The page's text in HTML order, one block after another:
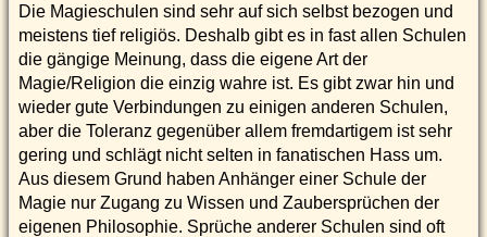
Die Magieschulen sind sehr auf sich selbst bezogen und
meistens tief religiös. Deshalb gibt es in fast allen Schulen
die gängige Meinung, dass die eigene Art der
Magie/Religion die einzig wahre ist. Es gibt zwar hin und
wieder gute Verbindungen zu einigen anderen Schulen,
aber die Toleranz gegenüber allem fremdartigem ist sehr
gering und schlägt nicht selten in fanatischen Hass um.
Aus diesem Grund haben Anhänger einer Schule der
Magie nur Zugang zu Wissen und Zaubersprüchen der
eigenen Philosophie. Sprüche anderer Schulen sind oft